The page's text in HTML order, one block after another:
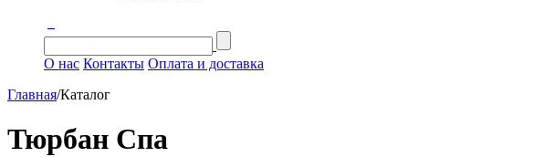
О нас Контакты Оплата и доставка
Главная/Каталог
Тюрбан Спа